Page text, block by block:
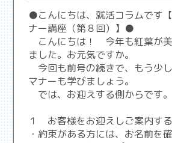
●こんにちは、就活コラムです
ナー講座（第８回）】●
こんにちは！ 今年も紅葉が
ました。お元気ですか。
今回も前号の続きで、もう少
マナーも学びましょう。
では、お迎えする側からです。
１ お客様をお迎えしご案内する
・約束がある方には、お名前を